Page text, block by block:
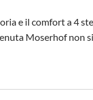
e il comfort a 4
Moserhof non